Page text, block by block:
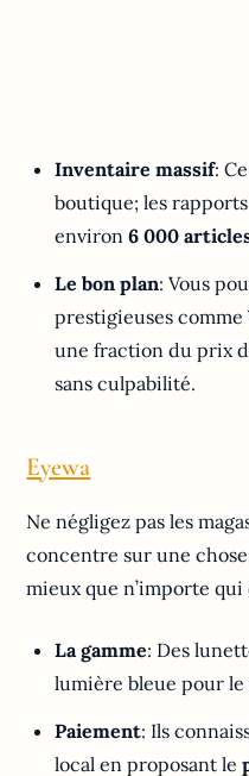
Inventaire massif:
boutique; les
environ6 000
Le bon plan: Vous
prestigieuses comme
une fraction du prix
sans culpabilité.
Eyewa
Ne négligez pas les
concentre sur une
mieux que n’importe qui
La gamme: Des
lumière bleue pour
Paiement: Ils
local en proposant le